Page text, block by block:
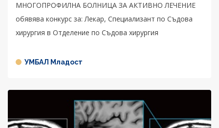
МНОГОПРОФИЛНА БОЛНИЦА ЗА АКТИВНО ЛЕЧЕНИЕ
обявява конкурс за: Лекар, Специализант по Съдова
хирургия в Отделение по Съдова хирургия
УМБАЛ Младост